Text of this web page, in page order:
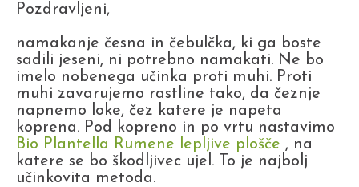
Pozdravljeni,
namakanje česna in čebulčka, ki ga boste
sadili jeseni, ni potrebno namakati. Ne bo
imelo nobenega učinka proti muhi. Proti
muhi zavarujemo rastline tako, da čeznje
napnemo loke, čez katere je napeta
koprena. Pod kopreno in po vrtu nastavimo
Bio Plantella Rumene lepljive plošče , na
katere se bo škodljivec ujel. To je najbolj
učinkovita metoda.